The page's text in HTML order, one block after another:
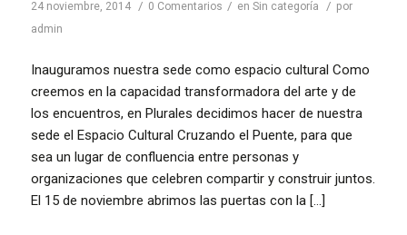
24 noviembre, 2014 / 0 Comentarios / en Sin categoría / por
admin
Inauguramos nuestra sede como espacio cultural Como
creemos en la capacidad transformadora del arte y de
los encuentros, en Plurales decidimos hacer de nuestra
sede el Espacio Cultural Cruzando el Puente, para que
sea un lugar de confluencia entre personas y
organizaciones que celebren compartir y construir juntos.
El 15 de noviembre abrimos las puertas con la […]